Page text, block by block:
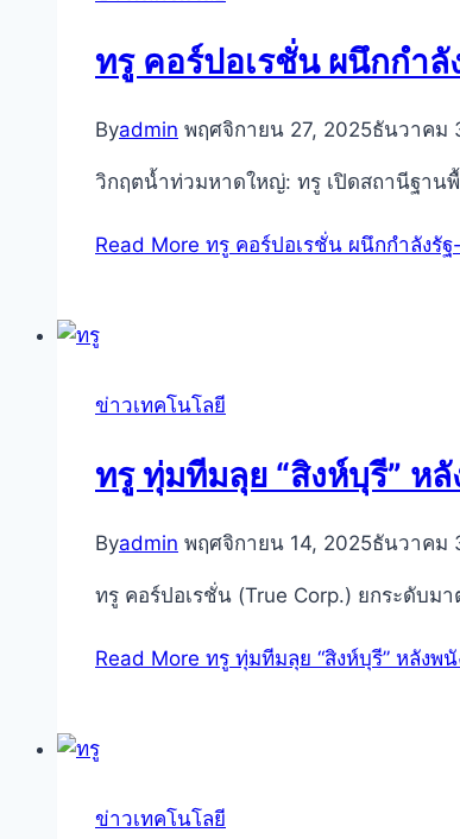
ทรู คอร์ปอเรชั่น ผนึกกำ
Byadmin พฤศจิกายน 27, 2025ธันวาคม
วิกฤตน้ำท่วมหาดใหญ่: ทรู เปิดสถานีฐาน
Read More ทรู คอร์ปอเรชั่น ผนึกกำลังรั
ข่าวเทคโนโลยี
ทรู ทุ่มทีมลุย “สิงห์บุรี” ห
Byadmin พฤศจิกายน 14, 2025ธันวาคม
ทรู คอร์ปอเรชั่น (True Corp.) ยกระดับม
Read More ทรู ทุ่มทีมลุย “สิงห์บุรี” หลัง
ข่าวเทคโนโลยี